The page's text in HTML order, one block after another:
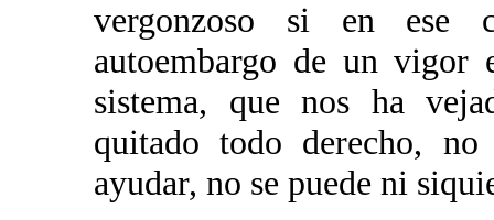
vergonzoso si en ese
autoembargo de un vigor
sistema, que nos ha
quitado todo derecho,
ayudar, no se puede ni